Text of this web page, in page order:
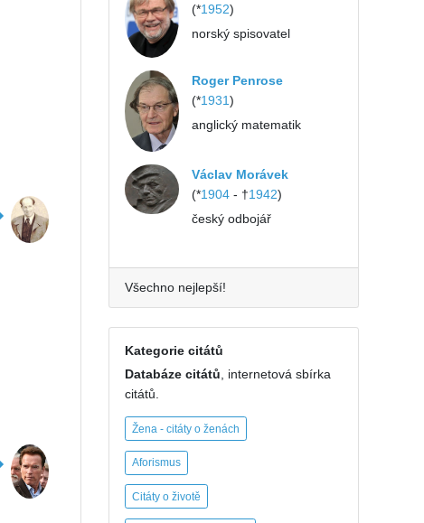
(*1952)
norský spisovatel
Roger Penrose
(*1931)
anglický matematik
Václav Morávek
(*1904 - †1942)
český odbojář
Všechno nejlepší!
Kategorie citátů
Databáze citátů , internetová sbírka
citátů.
Žena - citáty o ženách
Aforismus
Citáty o životě